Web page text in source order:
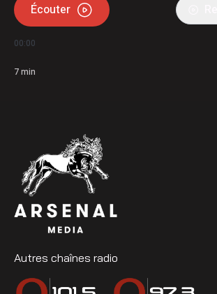
Écouter
00:00
7min
Autres chaînes radio